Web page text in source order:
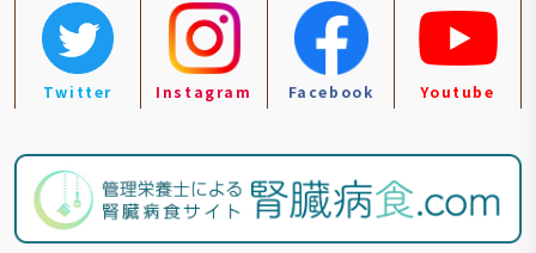
Twitter Instagram Facebook Youtube